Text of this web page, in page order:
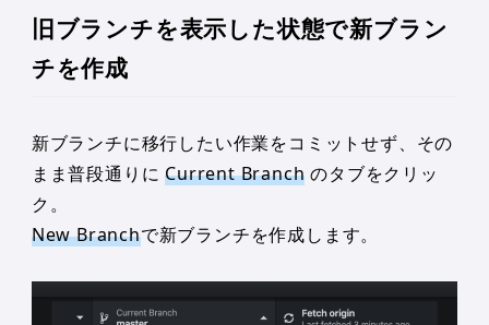
旧ブランチを表示した状態で新ブラン
チを作成
新ブランチに移行したい作業をコミットせず、その
まま普段通りにCurrent Branch のタブをクリッ
ク。
New Branchで新ブランチを作成します。